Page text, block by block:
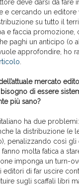
deve darsi da fare
e cercando un editore
su tutto il
e faccia promozione,
paghi un anticipo (o
approfondire, ho
mercato
di essere
più sano?
ha due
la distribuzione (e
penalizzando così gli
molta fatica a
imponga un turn-
di far uscire
sugli scaffali libri